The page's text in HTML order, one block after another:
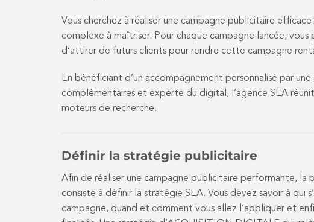
Vous cherchez à réaliser une campagne publicitaire
complexe à maîtriser. Pour chaque campagne lancée,
d’attirer de futurs clients pour rendre cette campagne
En bénéficiant d’un accompagnement personnalisé par
complémentaires et experte du digital, l’agence SEA
moteurs de recherche.
Définir la stratégie publicitaire
Afin de réaliser une campagne publicitaire performante, la
consiste à définir la stratégie SEA. Vous devez savoir à qui
campagne, quand et comment vous allez l’appliquer et